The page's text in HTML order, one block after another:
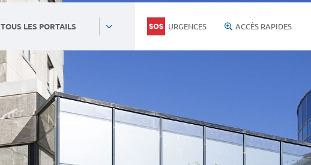
TOUS LES PORTAILS URGENCES ACCÈS RAPIDES